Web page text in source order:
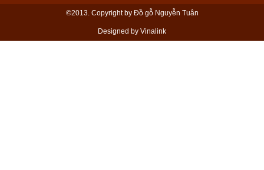
©2013. Copyright by Đồ gỗ Nguyễn Tuân
Designed by Vinalink